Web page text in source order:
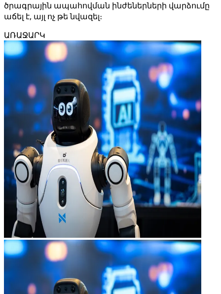
ծրագրային ապահովման ինժեներների վարձումը
աճել է, այլ ոչ թե նվազել։
ԱՌԱՋԱՐԿ